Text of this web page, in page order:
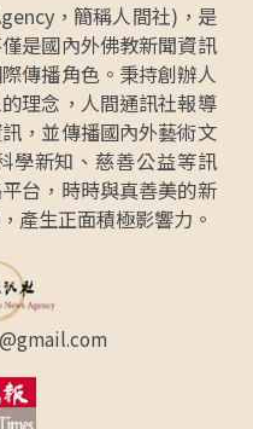
，簡稱人間社)，是
是國內外佛教新聞資訊
傳播角色。秉持創辦人
理念，人間通訊社報導
，並傳播國內外藝術文
學新知、慈善公益等訊
台，時時與真善美的新
產生正面積極影響力。